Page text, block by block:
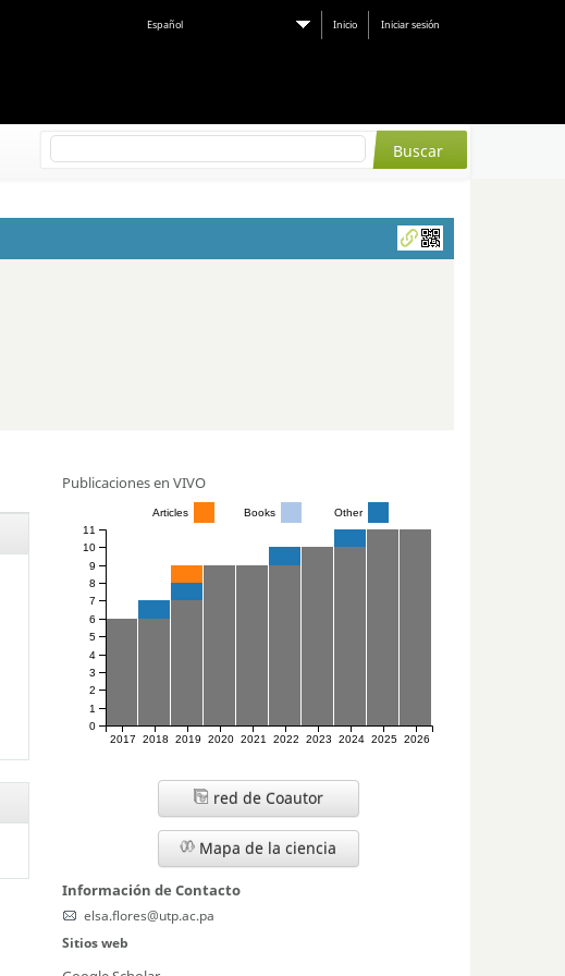
Español Inicio Iniciar sesión
Publicaciones en VIVO
2017 2018 2019 2020 2021 2022 2023 2024 2025 2026
0
1
2
3
4
5
6
7
8
9
10
11
Articles Books Other
red de Coautor
Mapa de la ciencia
Información de Contacto
elsa.flores@utp.ac.pa
Sitios web